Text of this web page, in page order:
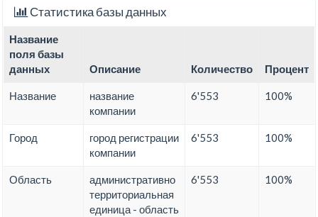
Статистика базы данных
Название
поля базы
данных
Описание Количество Процент
Название
название
компании
6'553 100%
Город
город регистрации
компании
6'553 100%
Область
административно
территориальная
единица - область
6'553 100%